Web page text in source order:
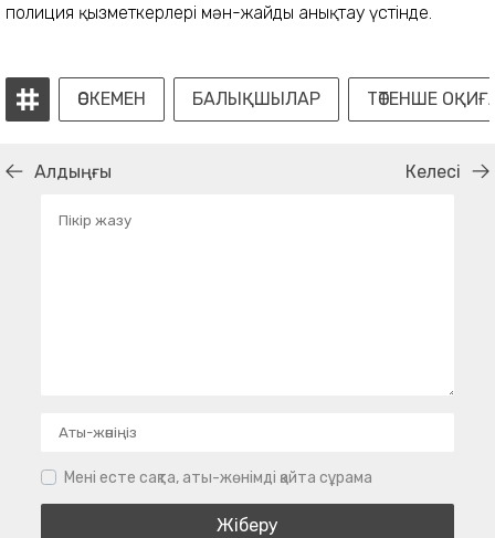
полиция қызметкерлері мән-жайды анықтау үстінде.
ӨСКЕМЕН БАЛЫҚШЫЛАР ТӨТЕНШЕ
Алдыңғы Келесі
Мені есте сақта, аты-жөнімді қайта сұрама